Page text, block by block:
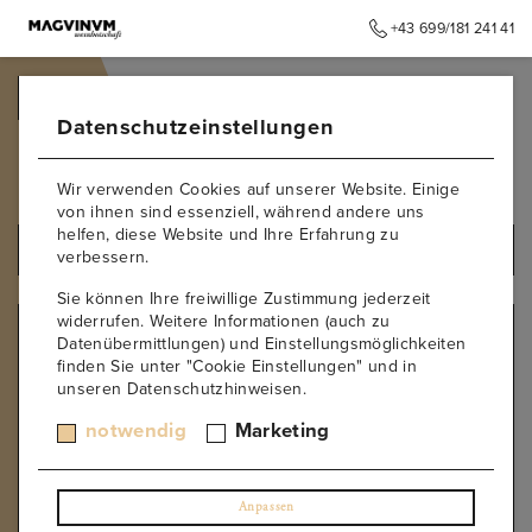
+43 699/181 241 41
Rotgipfler
REBSORTE
Albarino
Moscato
Malvasier
Manzoni Rosso
Barbera
Boal Branco
Datenschutzeinstellungen
Wir verwenden Cookies auf unserer Website. Einige
von ihnen sind essenziell, während andere uns
helfen, diese Website und Ihre Erfahrung zu
verbessern.
Sie können Ihre freiwillige Zustimmung jederzeit
widerrufen. Weitere Informationen (auch zu
Datenübermittlungen) und Einstellungsmöglichkeiten
finden Sie unter "Cookie Einstellungen" und in
unseren Datenschutzhinweisen.
notwendig Marketing
Anpassen